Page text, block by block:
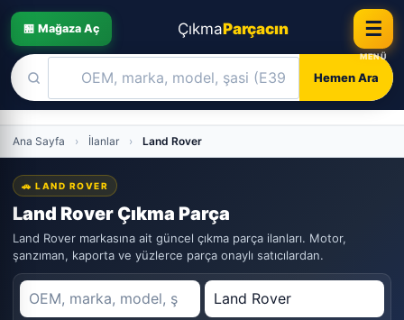
🏪 Mağaza Aç ÇıkmaParçacın
Hemen Ara
☰
to
content
Ana Sayfa › İlanlar › Land Rover
🚗 LAND ROVER
Land Rover Çıkma Parça
Land Rover markasına ait güncel çıkma parça ilanları. Motor,
şanzıman, kaporta ve yüzlerce parça onaylı satıcılardan.